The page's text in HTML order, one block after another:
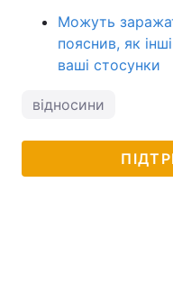
Можуть
пояснив, як
ваші стосунки
відносини